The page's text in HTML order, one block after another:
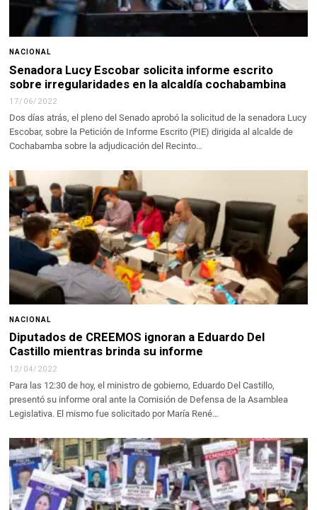
NACIONAL
Senadora Lucy Escobar solicita informe escrito
sobre irregularidades en la alcaldía cochabambina
17/06/2022
Dos días atrás, el pleno del Senado aprobó la solicitud de la senadora Lucy
Escobar, sobre la Petición de Informe Escrito (PIE) dirigida al alcalde de
Cochabamba sobre la adjudicación del Recinto…
NACIONAL
Diputados de CREEMOS ignoran a Eduardo Del
Castillo mientras brinda su informe
12/04/2022
Para las 12:30 de hoy, el ministro de gobierno, Eduardo Del Castillo,
presentó su informe oral ante la Comisión de Defensa de la Asamblea
Legislativa. El mismo fue solicitado por María René…